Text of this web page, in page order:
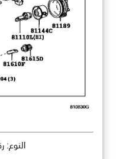
النوع: